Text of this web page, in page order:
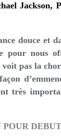
Jackson,
douce et
pour nous
pas la
très